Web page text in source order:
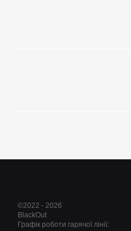
©2022 - 2026
BlackOut
Графік роботи гарячої лінії: